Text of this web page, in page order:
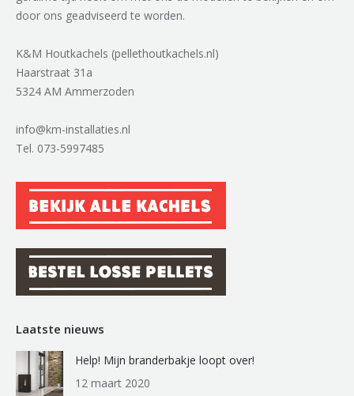
door ons geadviseerd te worden.
K&M Houtkachels (pellethoutkachels.nl)
Haarstraat 31a
5324 AM Ammerzoden
info@km-installaties.nl
Tel. 073-5997485
Laatste nieuws
Help! Mijn branderbakje loopt over!
12 maart 2020